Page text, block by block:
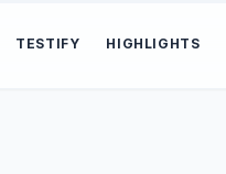
TESTIFY HIGHLIGHTS